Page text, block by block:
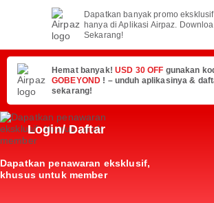
Dapatkan banyak promo eksklusif
hanya di Aplikasi Airpaz.
Sekarang!
Hemat banyak! USD 30 OFF gunakan
GOBEYOND ! – unduh aplikasinya &
sekarang!
Login/ Daftar
Dapatkan penawaran eksklusif,
khusus untuk member